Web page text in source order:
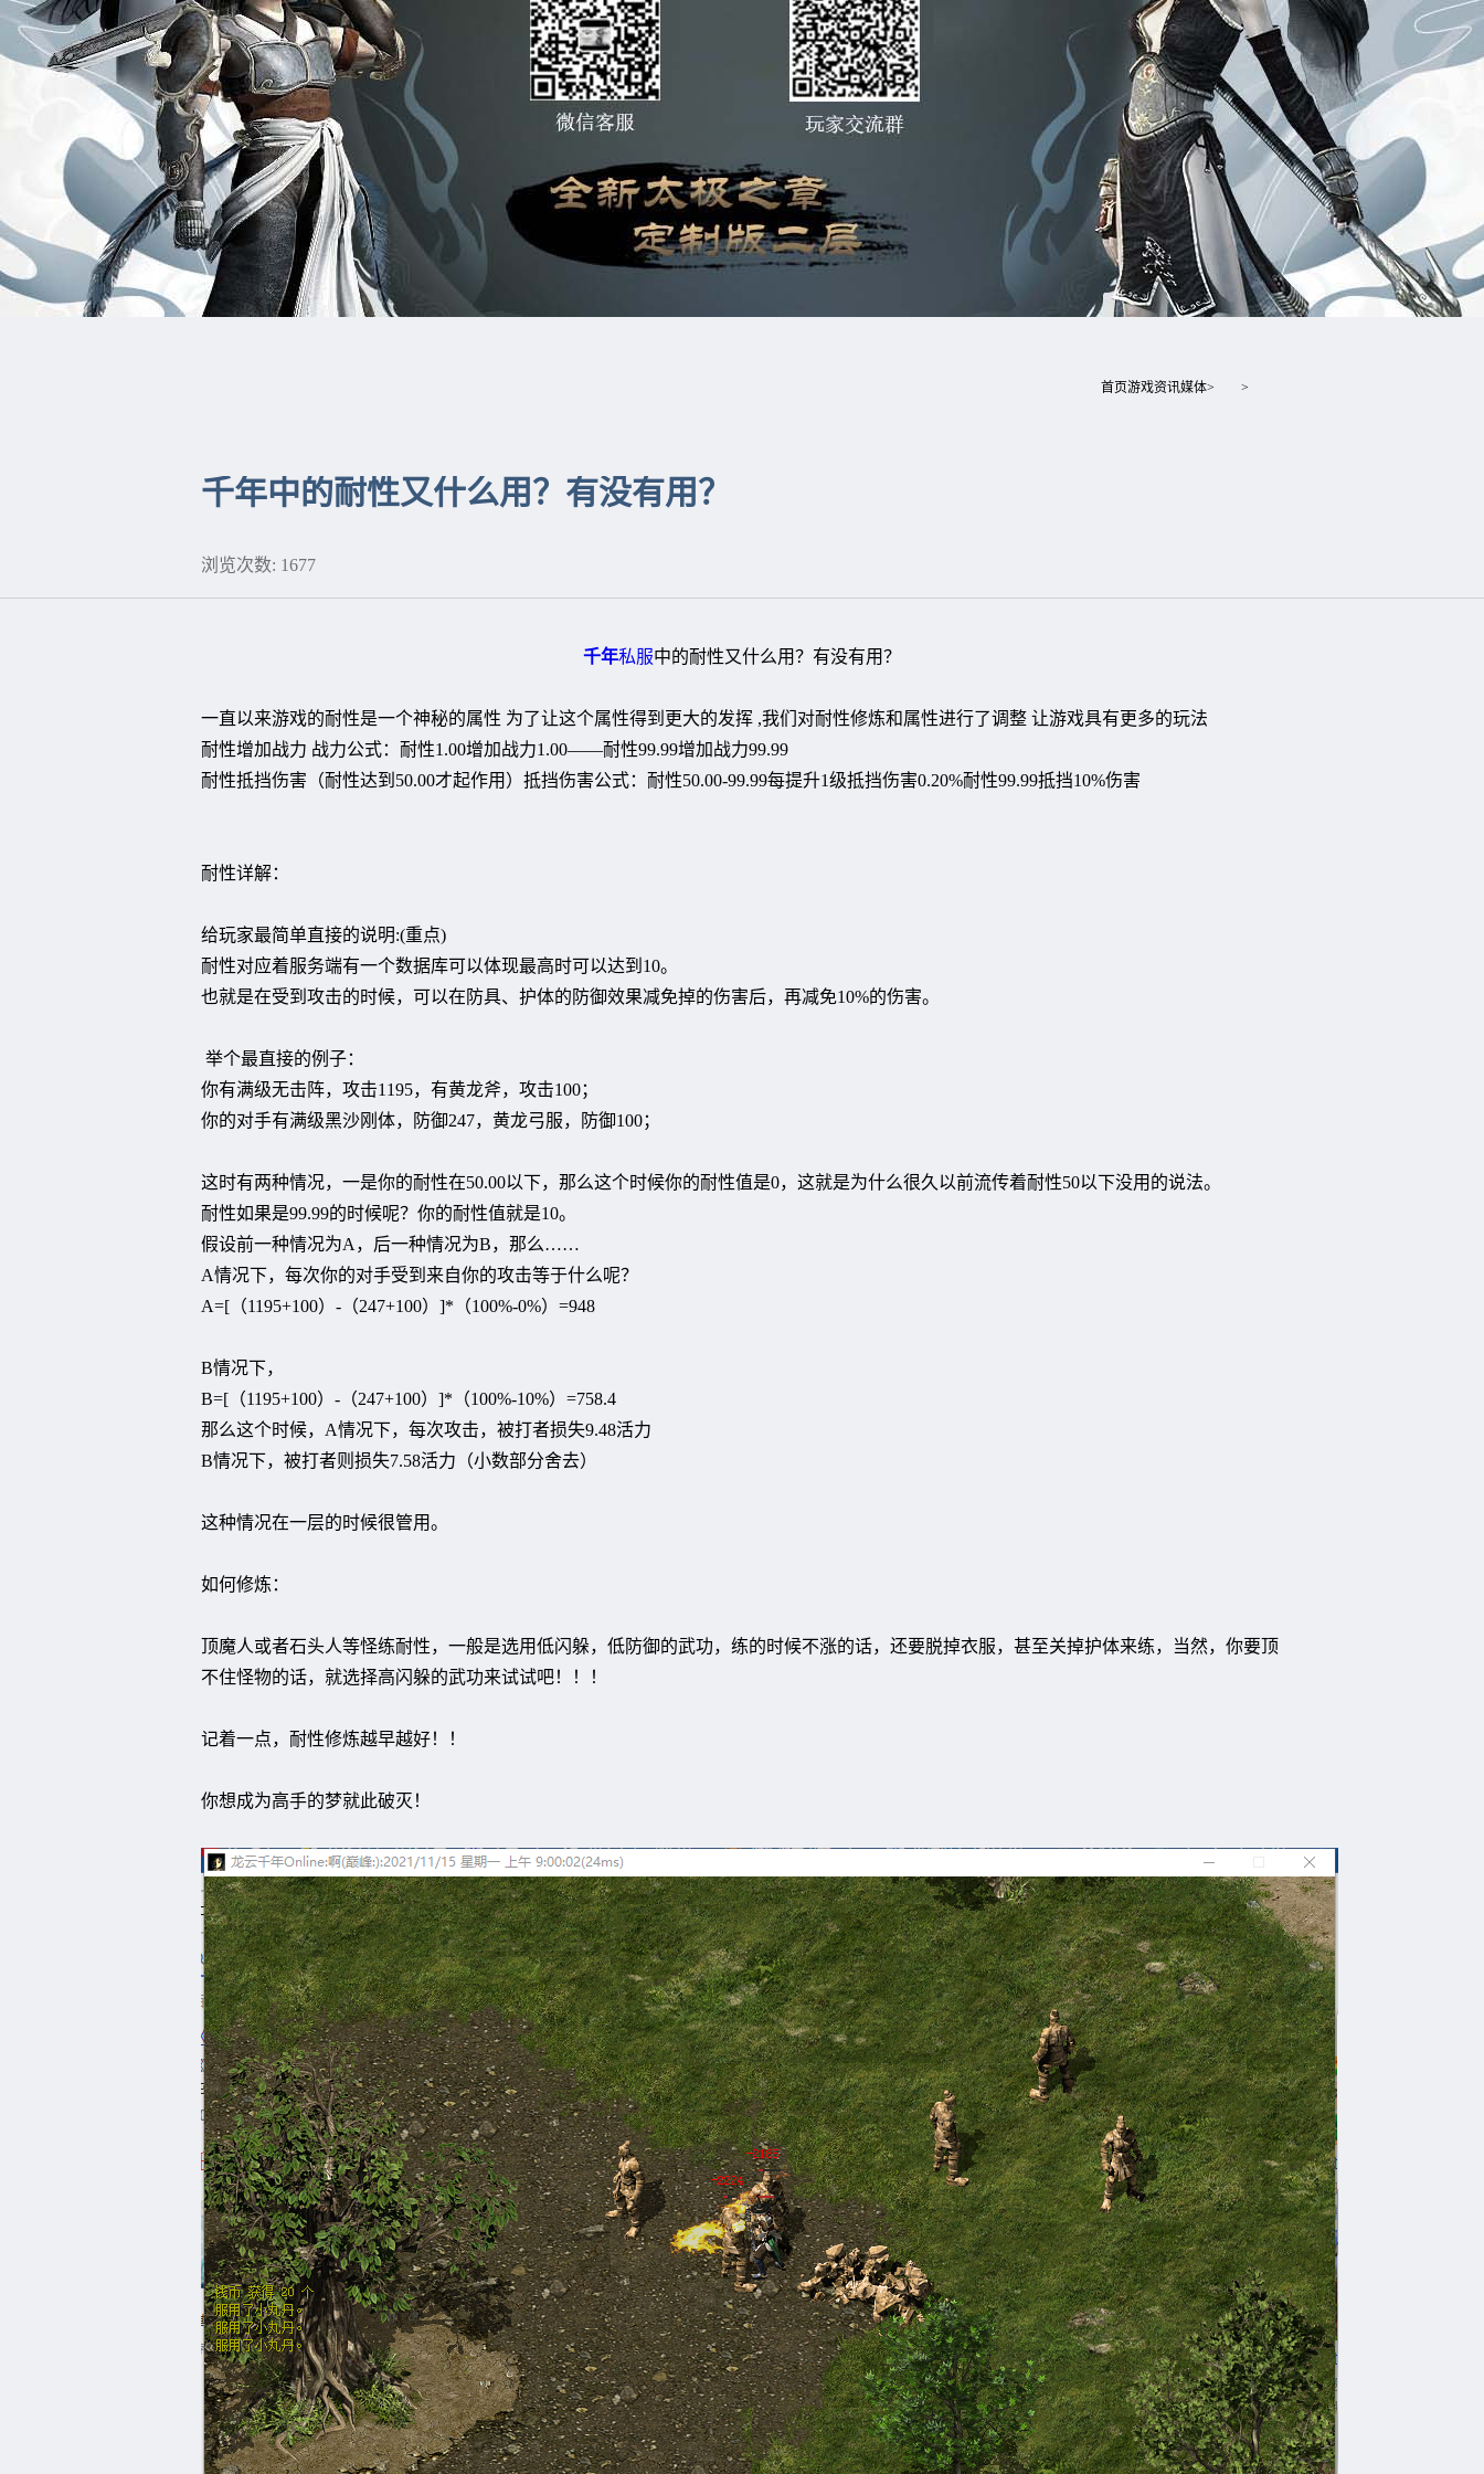
首页 >
游戏资讯 >
媒体
千年中的耐性又什么用？有没有用？
浏览次数: 1677
千年私服中的耐性又什么用？有没有用？
一直以来游戏的耐性是一个神秘的属性 为了让这个属性得到更大的发挥 ,我们对耐性修炼和属性进行了调整 让游戏具有更多的玩法
耐性增加战力 战力公式：耐性1.00增加战力1.00——耐性99.99增加战力99.99
耐性抵挡伤害（耐性达到50.00才起作用）抵挡伤害公式：耐性50.00-99.99每提升1级抵挡伤害0.20%耐性99.99抵挡10%伤害
耐性详解：
给玩家最简单直接的说明:(重点)
耐性对应着服务端有一个数据库可以体现最高时可以达到10。
也就是在受到攻击的时候，可以在防具、护体的防御效果减免掉的伤害后，再减免10%的伤害。
举个最直接的例子：
你有满级无击阵，攻击1195，有黄龙斧，攻击100；
你的对手有满级黑沙刚体，防御247，黄龙弓服，防御100；
这时有两种情况，一是你的耐性在50.00以下，那么这个时候你的耐性值是0，这就是为什么很久以前流传着耐性50以下没用的说法。
耐性如果是99.99的时候呢？你的耐性值就是10。
假设前一种情况为A，后一种情况为B，那么……
A情况下，每次你的对手受到来自你的攻击等于什么呢？
A=[（1195+100）-（247+100）]*（100%-0%）=948
B情况下，
B=[（1195+100）-（247+100）]*（100%-10%）=758.4
那么这个时候，A情况下，每次攻击，被打者损失9.48活力
B情况下，被打者则损失7.58活力（小数部分舍去）
这种情况在一层的时候很管用。
如何修炼：
顶魔人或者石头人等怪练耐性，一般是选用低闪躲，低防御的武功，练的时候不涨的话，还要脱掉衣服，甚至关掉护体来练，当然，你要顶
不住怪物的话，就选择高闪躲的武功来试试吧！！！
记着一点，耐性修炼越早越好！！
你想成为高手的梦就此破灭！